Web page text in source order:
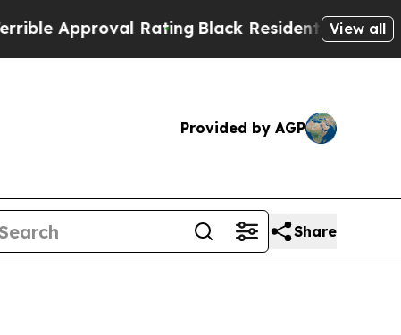
Rating Black Residents Warned of
View all
Provided by AGP
Share